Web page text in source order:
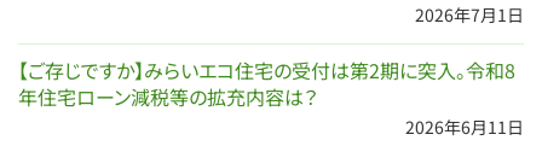
2026年7月1日
【ご存じですか】みらいエコ住宅の受付は第2期に突入。令和8
年住宅ローン減税等の拡充内容は？
2026年6月11日